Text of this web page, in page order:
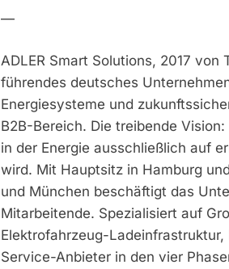
—
ADLER Smart Solutions, 2017 von
führendes deutsches
Energiesysteme und
B2B-Bereich. Die treibende
in der Energie ausschließlich auf
wird. Mit Hauptsitz in Hamburg
und München beschäftigt das
Mitarbeitende. Spezialisiert auf
Elektrofahrzeug-Ladeinfrastruktur,
Service-Anbieter in den vier